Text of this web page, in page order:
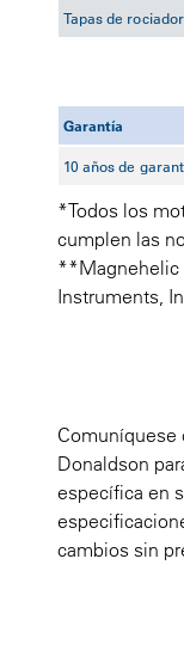
Tapas de
Garantía
10 años de
*Todos los
cumplen las
**Magnehelic
Instruments,
Comuníquese
Donaldson
específica en
cambios sin